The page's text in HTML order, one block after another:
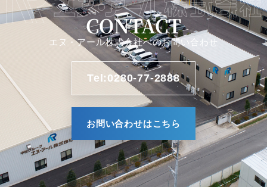
CONTACT
エヌ・アール株式会社へのお問い合わせ
Tel:0280-77-2888
お問い合わせはこちら